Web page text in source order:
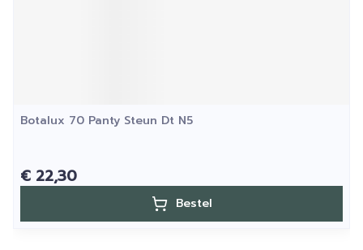
Botalux 70 Panty Steun Dt N5
€ 22,30
Bestel